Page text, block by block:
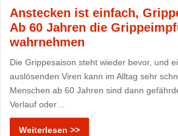
Anstecken ist einfach,
Ab 60 Jahren die
wahrnehmen
Die Grippesaison steht wieder bevor, und
auslösenden Viren kann im Alltag sehr
Menschen ab 60 Jahren sind dann
Verlauf oder…
Weiterlesen >>